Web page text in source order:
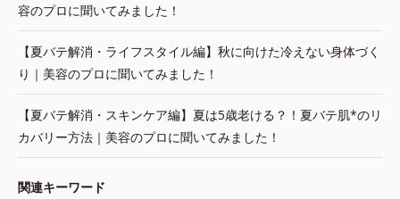
容のプロに聞いてみました！
【夏バテ解消・ライフスタイル編】秋に向けた冷えない身体づく
り｜美容のプロに聞いてみました！
【夏バテ解消・スキンケア編】夏は5歳老ける？！夏バテ肌*のリ
カバリー方法｜美容のプロに聞いてみました！
関連キーワード